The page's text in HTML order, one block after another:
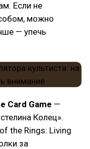
Если не
можно
— упечь
Card Game —
Колец».
the Rings: Living
за